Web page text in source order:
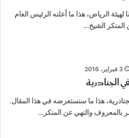
الرياض، هذا ما أعلنه الرئيس العام
المنكر الشيخ…
3 فبراير، 2016
الجنادرية
هذا ما سنستعرضه في هذا المقال.
بالمعروف والنهي عن المنكر…